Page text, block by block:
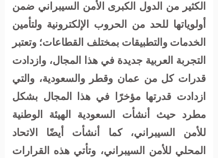
الكثير من الدول الكبرى الأمن السيبراني ضمن
أولوياتها للحد من الحروب الإلكترونية ولتأمين
الخدمات والتطبيقات بمختلف القطاعات؛ وتعتبر
التجربة العربية جديدة في هذا المجال، وازدادت
قدرات كل من عمان وقطر والسعودية، والتي
ازدادت قدرتها مؤخرًا في هذا المجال بشكل
مطرد حيث أنشأت السعودية الهيئة الوطنية
للأمن السيبراني، كما أنشأت أيضًا الاتحاد
المحلي للأمن السيبراني، وتأتي هذه القرارات